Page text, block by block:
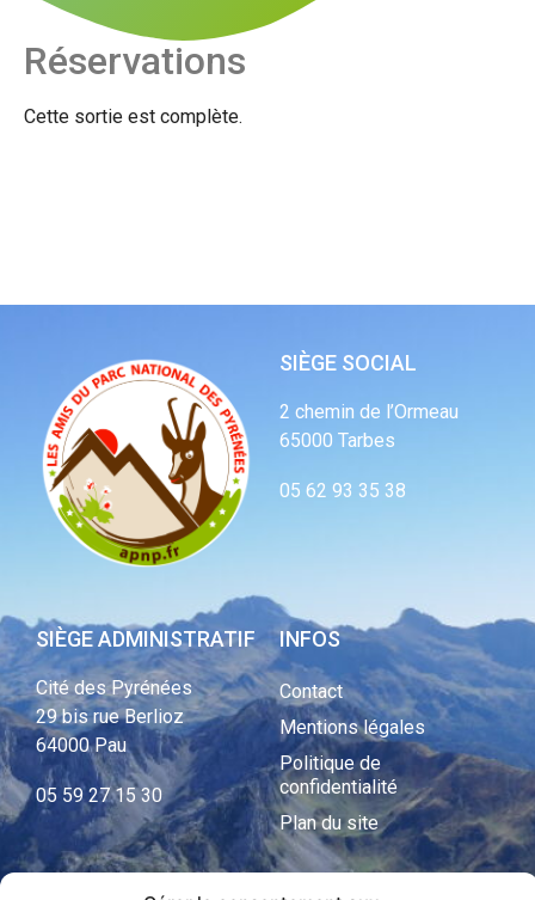
Réservations
Cette sortie est complète.
SIÈGE SOCIAL
2 chemin de l’Ormeau
65000 Tarbes
05 62 93 35 38
SIÈGE ADMINISTRATIF
Cité des Pyrénées
29 bis rue Berlioz
64000 Pau
05 59 27 15 30
INFOS
Contact
Mentions légales
Politique de
confidentialité
Plan du site